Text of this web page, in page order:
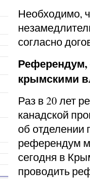
Необходимо,
согласно
Референдум,
крымскими
Раз в 20 лет
канадской
об отделении
референдум
сегодня в
проводить